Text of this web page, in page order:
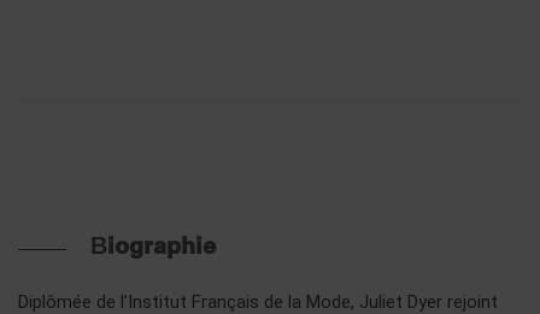
Biographie
Diplômée de l’Institut Français de la Mode, Juliet Dyer rejoint